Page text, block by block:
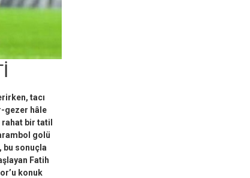
tacı
gezer hâle
bir tatil
golü
bu sonuçla
Fatih
konuk